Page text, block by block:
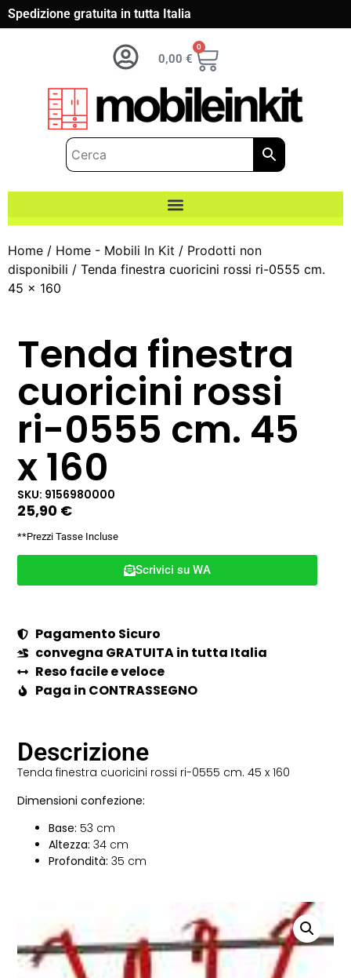
Spedizione gratuita in tutta Italia
0,00 €
0
Home / Home - Mobili In Kit / Prodotti non
disponibili / Tenda finestra cuoricini rossi ri-0555 cm.
45 x 160
Tenda finestra
cuoricini rossi
ri-0555 cm. 45
x 160
SKU: 9156980000
25,90 €
**Prezzi Tasse Incluse
Scrivici su WA
Pagamento Sicuro
convegna GRATUITA in tutta Italia
Reso facile e veloce
Paga in CONTRASSEGNO
Descrizione
Tenda finestra cuoricini rossi ri-0555 cm. 45 x 160
Dimensioni confezione:
Base: 53 cm
Altezza: 34 cm
Profondità: 35 cm